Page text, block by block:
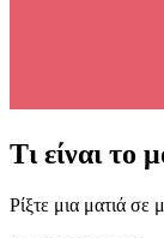
Τι είναι το